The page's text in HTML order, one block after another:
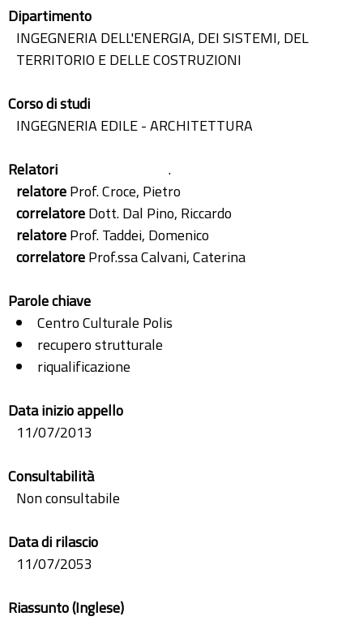
Dipartimento
INGEGNERIA DELL'ENERGIA, DEI SISTEMI, DEL
TERRITORIO E DELLE COSTRUZIONI
Corso di studi
INGEGNERIA EDILE - ARCHITETTURA
Relatori
.
relatoreProf. Croce, Pietro
correlatoreDott. Dal Pino, Riccardo
relatoreProf. Taddei, Domenico
correlatoreProf.ssa Calvani, Caterina
Parole chiave
Centro Culturale Polis
recupero strutturale
riqualificazione
Data inizio appello
11/07/2013
Consultabilità
Non consultabile
Data di rilascio
11/07/2053
Riassunto (Inglese)